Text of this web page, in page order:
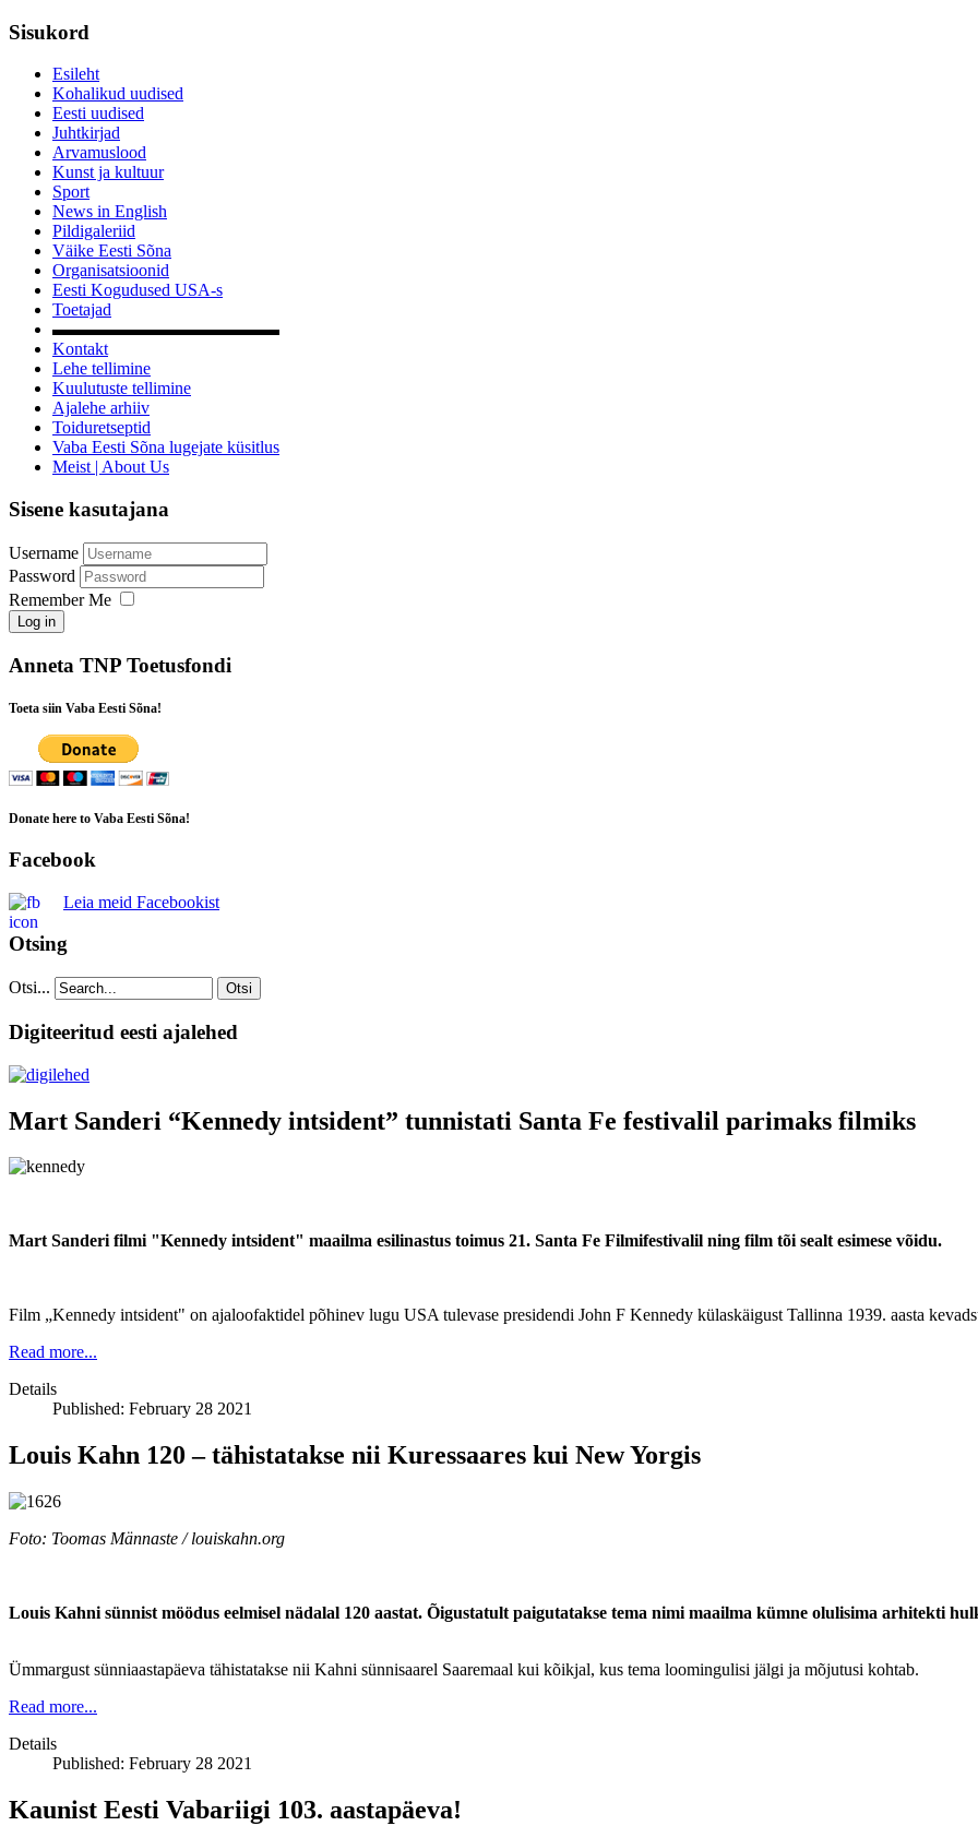
Sisukord
Esileht
Kohalikud uudised
Eesti uudised
Juhtkirjad
Arvamuslood
Kunst ja kultuur
Sport
News in English
Pildigaleriid
Väike Eesti Sõna
Organisatsioonid
Eesti Kogudused USA-s
Toetajad
▬▬▬▬▬▬▬▬▬▬▬▬▬
Kontakt
Lehe tellimine
Kuulutuste tellimine
Ajalehe arhiiv
Toiduretseptid
Vaba Eesti Sõna lugejate küsitlus
Meist | About Us
Sisene kasutajana
Username
Password
Remember Me
Log in
Anneta TNP Toetusfondi
Toeta siin Vaba Eesti Sõna!
Donate here to Vaba Eesti Sõna!
Facebook
Leia meid Facebookist
Otsing
Otsi... Otsi
Digiteeritud eesti ajalehed
Mart Sanderi “Kennedy intsident” tunnistati Santa Fe festivalil parimaks filmiks
Mart Sanderi filmi "Kennedy intsident" maailma esilinastus toimus 21. Santa Fe Filmifestivalil ning film tõi sealt esimese võidu.
Film „Kennedy intsident" on ajaloofaktidel põhinev lugu USA tulevase presidendi John F Kennedy külaskäigust Tallinna 1939. aasta
Read more...
Details
Published: February 28 2021
Louis Kahn 120 – tähistatakse nii Kuressaares kui New Yorgis
Foto: Toomas Männaste / louiskahn.org
Louis Kahni sünnist möödus eelmisel nädalal 120 aastat. Õigustatult paigutatakse tema nimi maailma kümne olulisima arhitekti
Ümmargust sünniaastapäeva tähistatakse nii Kahni sünnisaarel Saaremaal kui kõikjal, kus tema loomingulisi jälgi ja mõjutusi kohtab.
Read more...
Details
Published: February 28 2021
Kaunist Eesti Vabariigi 103. aastapäeva!